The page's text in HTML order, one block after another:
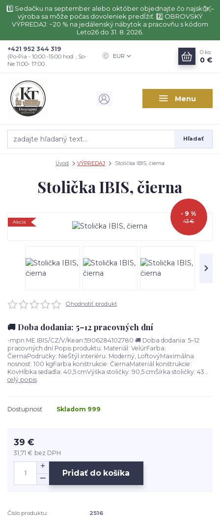
1️⃣ Sedačku na september alebo október objednajte čo najskôr –
výroba sa môže počas dovoleniek predĺžiť. 2️⃣ OBROVSKÝ
VÝPREDAJ: −20 % na jedálenský nábytok a pracovňu s kódom
Leto26 do 31. 8. 2026.
Menu
EUR
Hľadať
+421 952 344 319
(Po-Pia - 10:00 -15:00 hod. , So-
Ne 11:00- 17:00
0 ks
0 €
Úvod VÝPREDAJ Stolička IBIS, čierna
Stolička IBIS, čierna
Akcia 43 €
- 9 %
Ohodnotiť produkt
🚚 Doba dodania: 5–12 pracovných dní
-mpn:ME.IBIS/CZ/V/Kean:5906284102780 🚚 Doba dodania: 5–12
pracovných dní Popis produktu: Materiál: VelúrFarba:
ČiernaPodručky: NieŠtýl interiéru: Moderný, LoftovýMaximálna
nosnosť: 100 kgFarba konštrukcie: ČiernaMateriál konštrukcie:
KovHĺbka sedadla: 40,5 cmVýška stoličky: 90,5 cmŠírka stoličky: 43...
celý popis
Dostupnosť Skladom 999
39 €
31,71 € bez DPH
Pridať do košíka
Číslo produktu:
2516